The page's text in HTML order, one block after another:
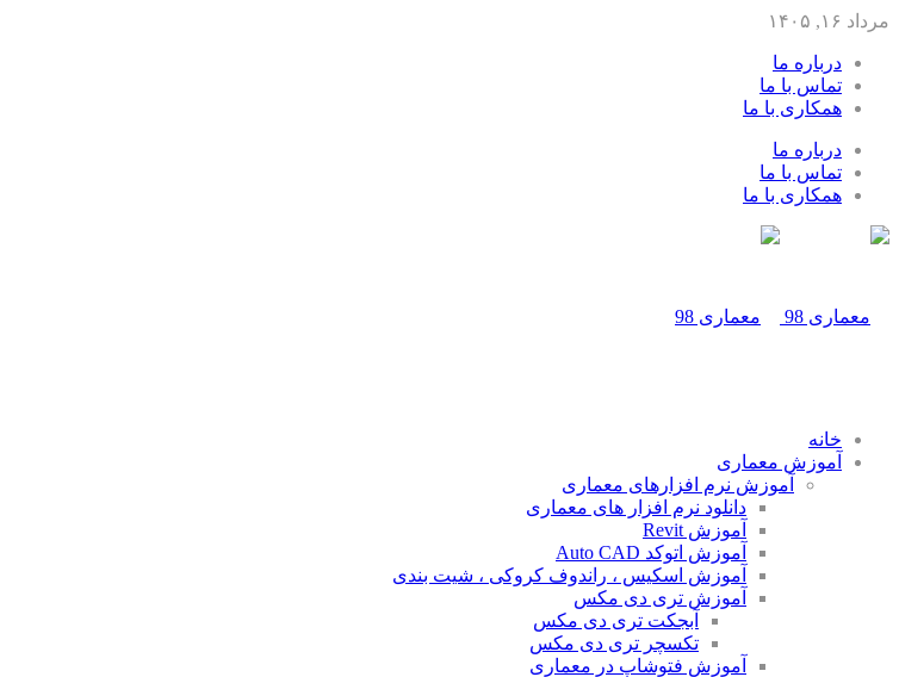
مرداد ۱۶, ۱۴۰۵
درباره ما
تماس با ما
همکاری با ما
درباره ما
تماس با ما
همکاری با ما
خانه
آموزش معماری
آموزش نرم افزارهای معماری
دانلود نرم افزار های معماری
آموزش Revit
آموزش اتوکد Auto CAD
آموزش اسکیس ، راندوف کروکی ، شیت بندی
آموزش تری دی مکس
آبجکت تری دی مکس
تکسچر تری دی مکس
آموزش فتوشاپ در معماری